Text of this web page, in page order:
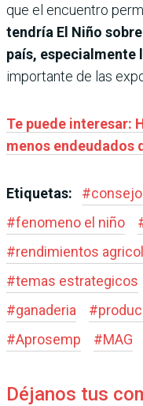
que el encuentro
tendría El Niño
país, especialmente
importante de las
Te puede interesar:
menos endeudados
Etiquetas: #
#fenomeno el niño
#rendimientos
#temas estrategicos
#ganaderia #
#Aprosemp #MAG
Déjanos tus